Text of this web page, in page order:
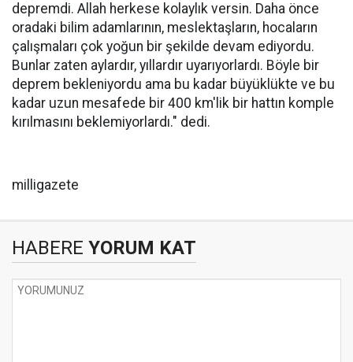
depremdi. Allah herkese kolaylık versin. Daha önce
oradaki bilim adamlarının, meslektaşların, hocaların
çalışmaları çok yoğun bir şekilde devam ediyordu.
Bunlar zaten aylardır, yıllardır uyarıyorlardı. Böyle bir
deprem bekleniyordu ama bu kadar büyüklükte ve bu
kadar uzun mesafede bir 400 km'lik bir hattın komple
kırılmasını beklemiyorlardı." dedi.
milligazete
HABERE YORUM KAT